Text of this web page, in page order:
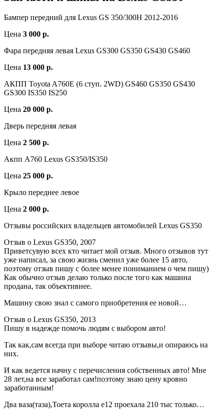
Бампер передний для Lexus GS 350/300H 2012-2016
Цена 3 000 р.
Фара передняя левая Lexus GS300 GS350 GS430 GS460
Цена 13 000 р.
АКПП Toyota A760E (6 ступ. 2WD) GS460 GS350 GS430
GS300 IS350 IS250
Цена 20 000 р.
Дверь передняя левая
Цена 2 500 р.
Акпп A760 Lexus GS350/IS350
Цена 25 000 р.
Крыло переднее левое
Цена 2 000 р.
Отзывы российских владельцев автомобилей Lexus GS350
Отзыв о Lexus GS350, 2007
Приветсувую всех кто читает мой отзыв. Много отзывов тут
уже написал, за свою жизнь сменил уже более 15 авто,
поэтому отзыв пишу с более менее пониманием о чем пишу)
Как обычно отзыв делаю только после того как машина
продана, так объективнее.
Машину свою знал с самого приобретения ее новой…
Отзыв о Lexus GS350, 2013
Пишу в надежде помочь людям с выбором авто!
Так как,сам всегда при выборе читаю отзывы,и опираюсь на
них.
И как ведется начну с перечисления собственных авто! Мне
28 лет,на все заработал сам!поэтому знаю цену кровно
заработанным!
Два ваза(таза),Тоета королла е12 проехала 210 тыс только…